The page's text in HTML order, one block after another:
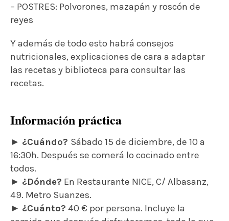
– POSTRES: Polvorones, mazapán y roscón de
reyes
Y además de todo esto habrá consejos
nutricionales, explicaciones de cara a adaptar
las recetas y biblioteca para consultar las
recetas.
Información práctica
► ¿Cuándo? Sábado 15 de diciembre, de 10 a
16:30h. Después se comerá lo cocinado entre
todos.
► ¿Dónde? En Restaurante NICE, C/ Albasanz,
49. Metro Suanzes.
► ¿Cuánto? 40 € por persona. Incluye la